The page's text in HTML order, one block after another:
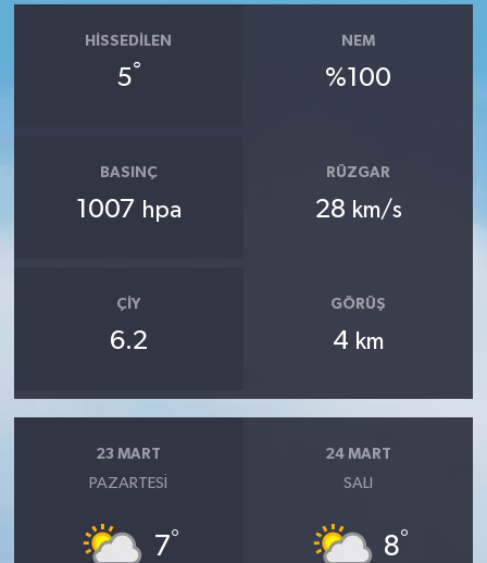
HISSEDILEN
5°
NEM
%100
BASINÇ
1007 hpa
RÜZGAR
28 km/s
ÇIY
6.2
GÖRÜŞ
4 km
23 MART
PAZARTESI
7°
24 MART
SALI
8°